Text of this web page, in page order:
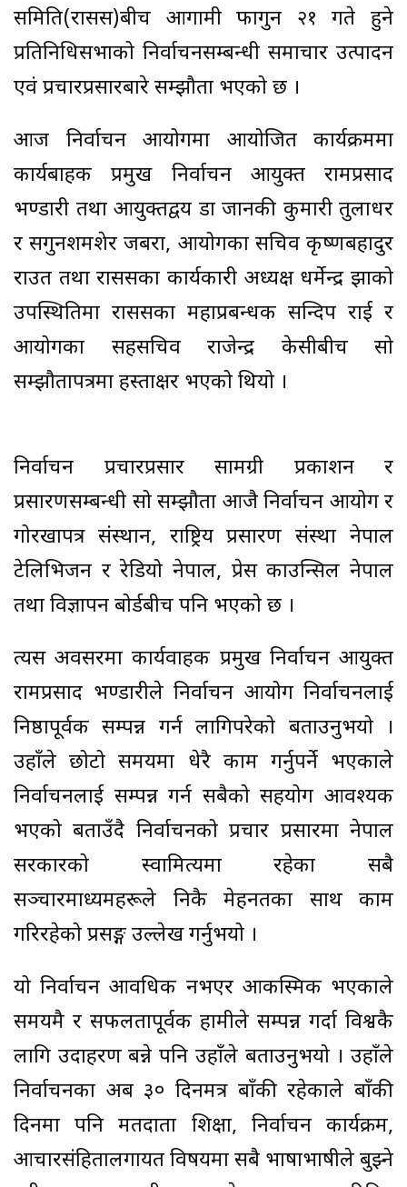
समिति(रासस)बीच आगामी फागुन २१ गते हुने
प्रतिनिधिसभाको निर्वाचनसम्बन्धी समाचार उत्पादन
एवं प्रचारप्रसारबारे सम्झौता भएको छ ।
आज निर्वाचन आयोगमा आयोजित कार्यक्रममा
कार्यबाहक प्रमुख निर्वाचन आयुक्त रामप्रसाद
भण्डारी तथा आयुक्तद्वय डा जानकी कुमारी तुलाधर
र सगुनशमशेर जबरा, आयोगका सचिव कृष्णबहादुर
राउत तथा राससका कार्यकारी अध्यक्ष धर्मेन्द्र झाको
उपस्थितिमा राससका महाप्रबन्धक सन्दिप राई र
आयोगका सहसचिव राजेन्द्र केसीबीच सो
सम्झौतापत्रमा हस्ताक्षर भएको थियो ।
निर्वाचन प्रचारप्रसार सामग्री प्रकाशन र
प्रसारणसम्बन्धी सो सम्झौता आजै निर्वाचन आयोग र
गोरखापत्र संस्थान, राष्ट्रिय प्रसारण संस्था नेपाल
टेलिभिजन र रेडियो नेपाल, प्रेस काउन्सिल नेपाल
तथा विज्ञापन बोर्डबीच पनि भएको छ ।
त्यस अवसरमा कार्यवाहक प्रमुख निर्वाचन आयुक्त
रामप्रसाद भण्डारीले निर्वाचन आयोग निर्वाचनलाई
निष्ठापूर्वक सम्पन्न गर्न लागिपरेको बताउनुभयो ।
उहाँले छोटो समयमा धेरै काम गर्नुपर्ने भएकाले
निर्वाचनलाई सम्पन्न गर्न सबैको सहयोग आवश्यक
भएको बताउँदै निर्वाचनको प्रचार प्रसारमा नेपाल
सरकारको स्वामित्यमा रहेका सबै
सञ्चारमाध्यमहरूले निकै मेहनतका साथ काम
गरिरहेको प्रसङ्ग उल्लेख गर्नुभयो ।
यो निर्वाचन आवधिक नभएर आकस्मिक भएकाले
समयमै र सफलतापूर्वक हामीले सम्पन्न गर्दा विश्वकै
लागि उदाहरण बन्ने पनि उहाँले बताउनुभयो । उहाँले
निर्वाचनका अब ३० दिनमत्र बाँकी रहेकाले बाँकी
दिनमा पनि मतदाता शिक्षा, निर्वाचन कार्यक्रम,
आचारसंहितालगायत विषयमा सबै भाषाभाषीले बुझ्ने